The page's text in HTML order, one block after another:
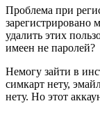
Проблема при
зарегистрировано
удалить этих
имеен не паролей?
Немогу зайти в
симкарт нету,
нету. Но этот